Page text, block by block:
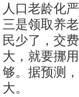
人口老龄化
三是领取养
民少了，交
大，就要挪
够。据预测
大。